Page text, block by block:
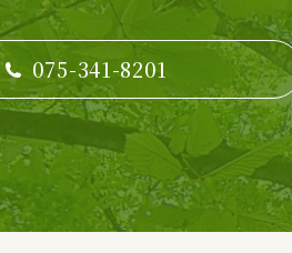
075-341-8201